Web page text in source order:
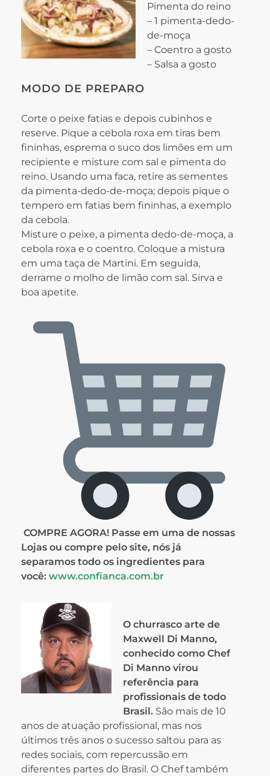
Pimenta do reino
– 1 pimenta-dedo-
de-moça
– Coentro a gosto
– Salsa a gosto
MODO DE PREPARO
Corte o peixe fatias e depois cubinhos e
reserve. Pique a cebola roxa em tiras bem
fininhas, esprema o suco dos limões em um
recipiente e misture com sal e pimenta do
reino. Usando uma faca, retire as sementes
da pimenta-dedo-de-moça; depois pique o
tempero em fatias bem fininhas, a exemplo
da cebola.
Misture o peixe, a pimenta dedo-de-moça, a
cebola roxa e o coentro. Coloque a mistura
em uma taça de Martini. Em seguida,
derrame o molho de limão com sal. Sirva e
boa apetite.
COMPRE AGORA! Passe em uma de nossas
Lojas ou compre pelo site, nós já
separamos todo os ingredientes para
você: www.confianca.com.br
O churrasco arte de
Maxwell Di Manno,
conhecido como Chef
Di Manno virou
referência para
profissionais de todo
Brasil. São mais de 10
anos de atuação profissional, mas nos
últimos três anos o sucesso saltou para as
redes sociais, com repercussão em
diferentes partes do Brasil. O Chef também